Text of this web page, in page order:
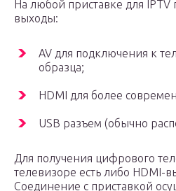
На любой приставке для IPTV
выходы:
AV для подключения к
образца;
HDMI для более
USB разъем (обычно
Для получения цифрового
телевизоре есть либо HDMI-
Соединение с приставкой